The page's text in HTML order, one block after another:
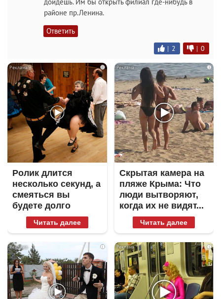
районе пр.Ленина.
Ответить
| 2 | 0
i
Ролик длится
несколько секунд, а
смеяться вы
будете долго
Читать далее
i
Скрытая камера на
пляже Крыма: Что
люди вытворяют,
когда их не видят...
Читать далее
i i